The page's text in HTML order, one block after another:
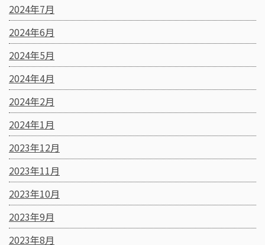
2024年7月
2024年6月
2024年5月
2024年4月
2024年2月
2024年1月
2023年12月
2023年11月
2023年10月
2023年9月
2023年8月